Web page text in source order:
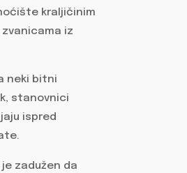
kraljičinim
iz
neki bitni
stanovnici
ispred
zadužen da